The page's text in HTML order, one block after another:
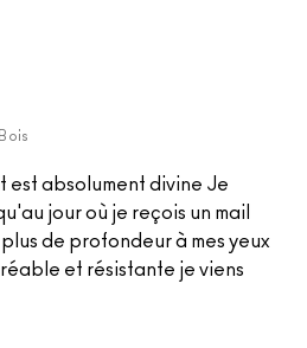
est absolument divine Je
jour où je reçois un mail
de profondeur à mes yeux
et résistante je viens